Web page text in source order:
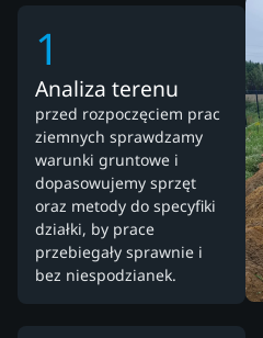
1
Analiza terenu
przed rozpoczęciem prac
ziemnych sprawdzamy
warunki gruntowe i
dopasowujemy sprzęt
oraz metody do specyfiki
działki, by prace
przebiegały sprawnie i
bez niespodzianek.